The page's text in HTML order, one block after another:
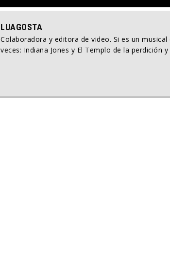
LUAGOSTA
Colaboradora y editora de video. Si es un
veces: Indiana Jones y El Templo de la perdición